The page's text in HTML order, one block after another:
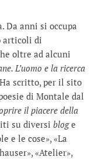
Da anni si occupa
articoli di
oltre ad alcuni
L’uomo e la ricerca
scritto, per il sito
di Montale dal
il piacere della
su diversi bloge
e le cose», «La
«Atelier»,